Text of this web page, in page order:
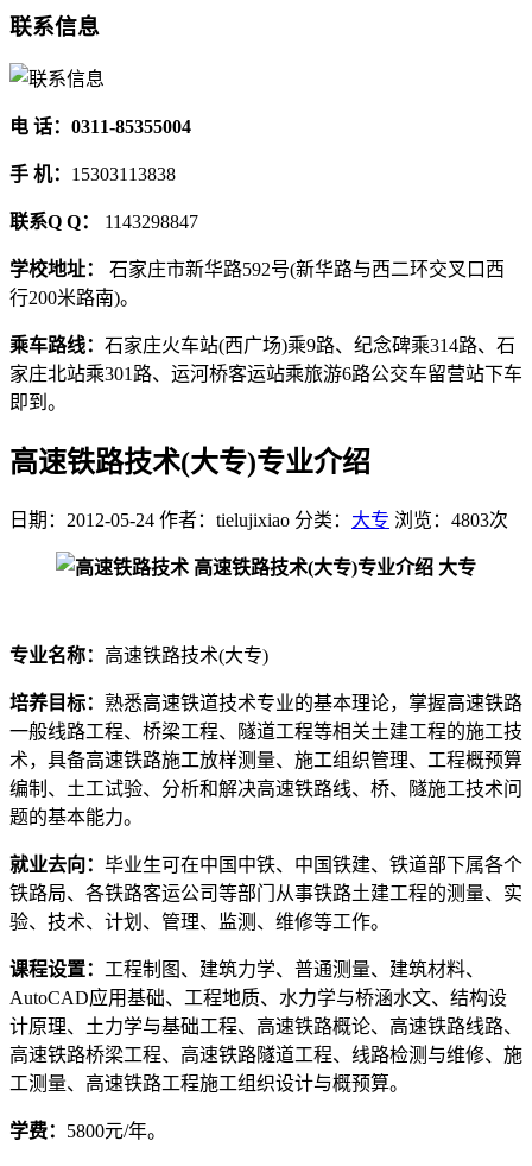
联系信息
电 话：0311-85355004
手 机： 15303113838
联系Q Q： 1143298847
学校地址： 石家庄市新华路592号(新华路与西二环交叉口西
行200米路南)。
乘车路线： 石家庄火车站(西广场)乘9路、纪念碑乘314路、石
家庄北站乘301路、运河桥客运站乘旅游6路公交车留营站下车
即到。
高速铁路技术(大专)专业介绍
日期：2012-05-24 作者：tielujixiao 分类： 大专 浏览：4803次
专业名称： 高速铁路技术(大专)
培养目标： 熟悉高速铁道技术专业的基本理论，掌握高速铁路
一般线路工程、桥梁工程、隧道工程等相关土建工程的施工技
术，具备高速铁路施工放样测量、施工组织管理、工程概预算
编制、土工试验、分析和解决高速铁路线、桥、隧施工技术问
题的基本能力。
就业去向： 毕业生可在中国中铁、中国铁建、铁道部下属各个
铁路局、各铁路客运公司等部门从事铁路土建工程的测量、实
验、技术、计划、管理、监测、维修等工作。
课程设置： 工程制图、建筑力学、普通测量、建筑材料、
AutoCAD应用基础、工程地质、水力学与桥涵水文、结构设
计原理、土力学与基础工程、高速铁路概论、高速铁路线路、
高速铁路桥梁工程、高速铁路隧道工程、线路检测与维修、施
工测量、高速铁路工程施工组织设计与概预算。
学费： 5800元/年。